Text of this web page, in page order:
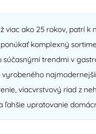
viac ako 25 rokov, patrí k
komplexný
trendmi v
viacvrstvový riad z
upratovanie